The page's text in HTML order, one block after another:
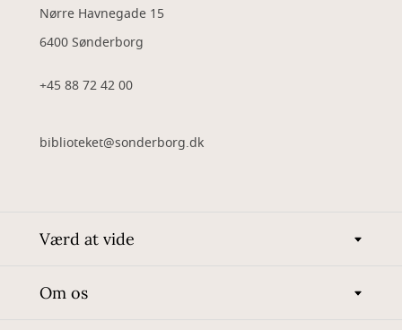
Nørre Havnegade 15
6400 Sønderborg
+45 88 72 42 00
biblioteket@sonderborg.dk
Værd at vide
Om os